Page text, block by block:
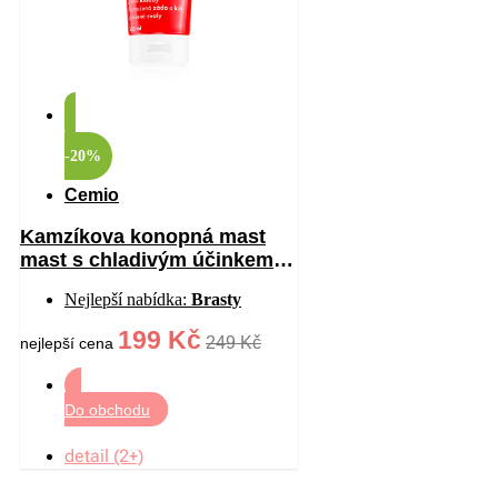
-20%
Cemio
Kamzíkova konopná mast
mast s chladivým účinkem
Nejlepší nabídka: Brasty
nejlepší cena 199 Kč 249 Kč
Do obchodu
detail (2+)